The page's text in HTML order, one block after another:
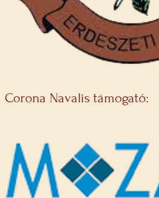
Corona Navalis támogató: